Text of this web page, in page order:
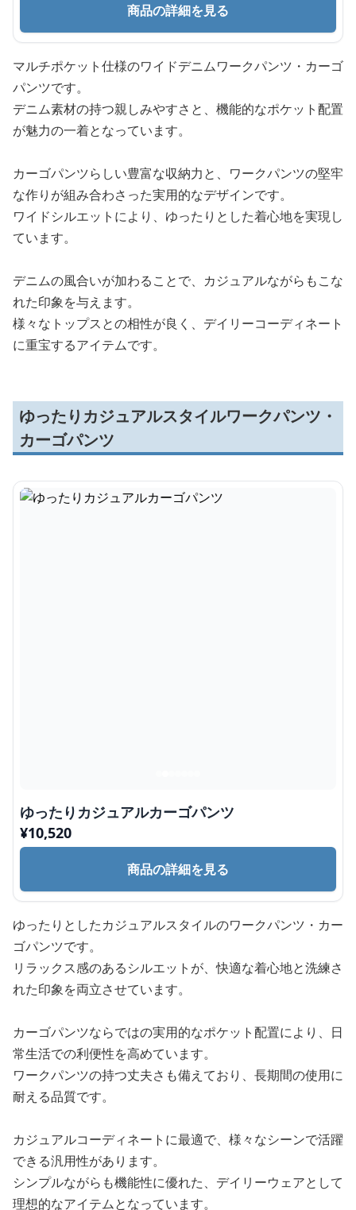
商品の詳細を見る
マルチポケット仕様のワイドデニムワークパンツ・カーゴ
パンツです。
デニム素材の持つ親しみやすさと、機能的なポケット配置
が魅力の一着となっています。
カーゴパンツらしい豊富な収納力と、ワークパンツの堅牢
な作りが組み合わさった実用的なデザインです。
ワイドシルエットにより、ゆったりとした着心地を実現し
ています。
デニムの風合いが加わることで、カジュアルながらもこな
れた印象を与えます。
様々なトップスとの相性が良く、デイリーコーディネート
に重宝するアイテムです。
ゆったりカジュアルスタイルワークパンツ・
カーゴパンツ
ゆったりカジュアルカーゴパンツ
¥10,520
商品の詳細を見る
ゆったりとしたカジュアルスタイルのワークパンツ・カー
ゴパンツです。
リラックス感のあるシルエットが、快適な着心地と洗練さ
れた印象を両立させています。
カーゴパンツならではの実用的なポケット配置により、日
常生活での利便性を高めています。
ワークパンツの持つ丈夫さも備えており、長期間の使用に
耐える品質です。
カジュアルコーディネートに最適で、様々なシーンで活躍
できる汎用性があります。
シンプルながらも機能性に優れた、デイリーウェアとして
理想的なアイテムとなっています。